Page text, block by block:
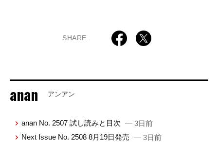
SHARE
anan アンアン
anan No. 2507 試し読みと目次 — 3日前
Next Issue No. 2508 8月19日発売 — 3日前